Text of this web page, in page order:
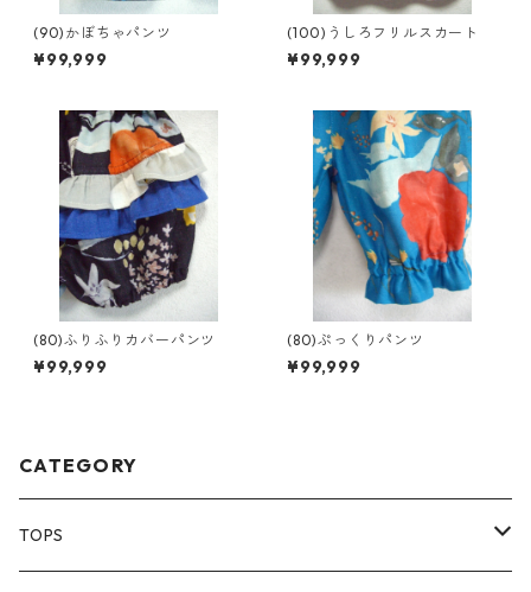
(90)かぼちゃパンツ
¥99,999
(100)うしろフリルスカート
¥99,999
(80)ふりふりカバーパンツ
¥99,999
(80)ぷっくりパンツ
¥99,999
CATEGORY
TOPS